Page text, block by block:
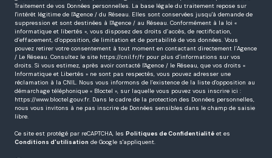
Les informations recueillies sur ce formulaire sont enregistrées dans un fichier
informatisé par La Boite Immo agissant comme Sous-traitant du traitement pour la
gestion de la clientèle/prospects de l'Agence / du Réseau qui reste Responsable du
Traitement de vos Données personnelles. La base légale du traitement repose sur
l'intérêt légitime de l'Agence / du Réseau. Elles sont conservées jusqu'à demande de
suppression et sont destinées à l'Agence / au Réseau. Conformément à la loi «
informatique et libertés », vous disposez des droits d’accès, de rectification,
d’effacement, d’opposition, de limitation et de portabilité de vos données. Vous
pouvez retirer votre consentement à tout moment en contactant directement l’Agence
/ Le Réseau. Consultez le sitehttps://cnil.fr/frpour plus d’informations sur vos
droits. Si vous estimez, après avoir contacté l'Agence / le Réseau, que vos droits «
Informatique et Libertés » ne sont pas respectés, vous pouvez adresser une
réclamation à la CNIL. Nous vous informons de l’existence de la liste d'opposition au
https://www.bloctel.gouv.fr. Dans le cadre de la protection des Données personnelles,
nous vous invitons à ne pas inscrire de Données sensibles dans le champ de saisie